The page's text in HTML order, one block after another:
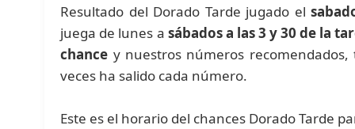
Resultado del Dorado Tarde jugado el
juega de lunes a sábados a las 3 y 30 de la
chance y nuestros números
veces ha salido cada número.
Este es el horario del chances Dorado Tarde